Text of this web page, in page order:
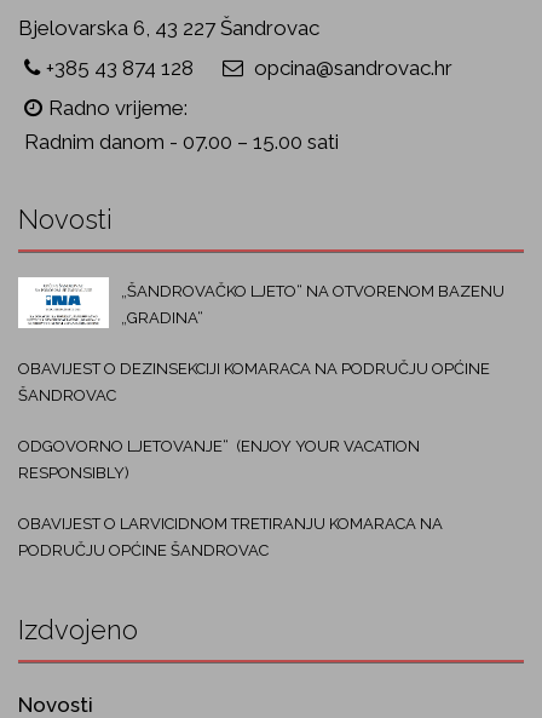
Bjelovarska 6, 43 227 Šandrovac
+385 43 874 128
opcina@sandrovac.hr
Radno vrijeme:
Radnim danom - 07.00 – 15.00 sati
Novosti
„ŠANDROVAČKO LJETO“ NA OTVORENOM BAZENU
„GRADINA“
OBAVIJEST O DEZINSEKCIJI KOMARACA NA PODRUČJU OPĆINE
ŠANDROVAC
ODGOVORNO LJETOVANJE“ (ENJOY YOUR VACATION
RESPONSIBLY)
OBAVIJEST O LARVICIDNOM TRETIRANJU KOMARACA NA
PODRUČJU OPĆINE ŠANDROVAC
Izdvojeno
Novosti